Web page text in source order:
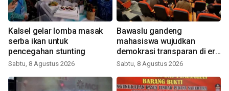
Kalsel gelar lomba masak
serba ikan untuk
pencegahan stunting
Sabtu, 8 Agustus 2026
Bawaslu gandeng
mahasiswa wujudkan
demokrasi transparan di era
digital
Sabtu, 8 Agustus 2026